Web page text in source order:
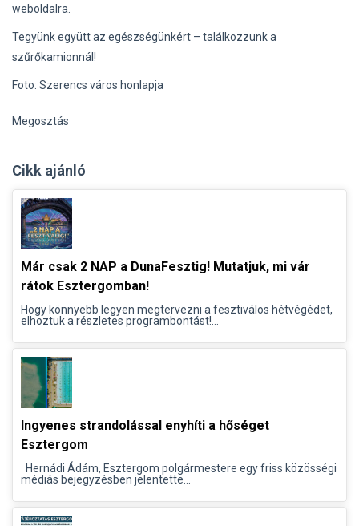
weboldalra.
Tegyünk együtt az egészségünkért – találkozzunk a
szűrőkamionnál!
Foto: Szerencs város honlapja
Megosztás
Cikk ajánló
Már csak 2 NAP a DunaFesztig! Mutatjuk, mi vár
rátok Esztergomban!
Hogy könnyebb legyen megtervezni a fesztiválos hétvégédet,
elhoztuk a részletes programbontást!...
Ingyenes strandolással enyhíti a hőséget
Esztergom
Hernádi Ádám, Esztergom polgármestere egy friss közösségi
médiás bejegyzésben jelentette...